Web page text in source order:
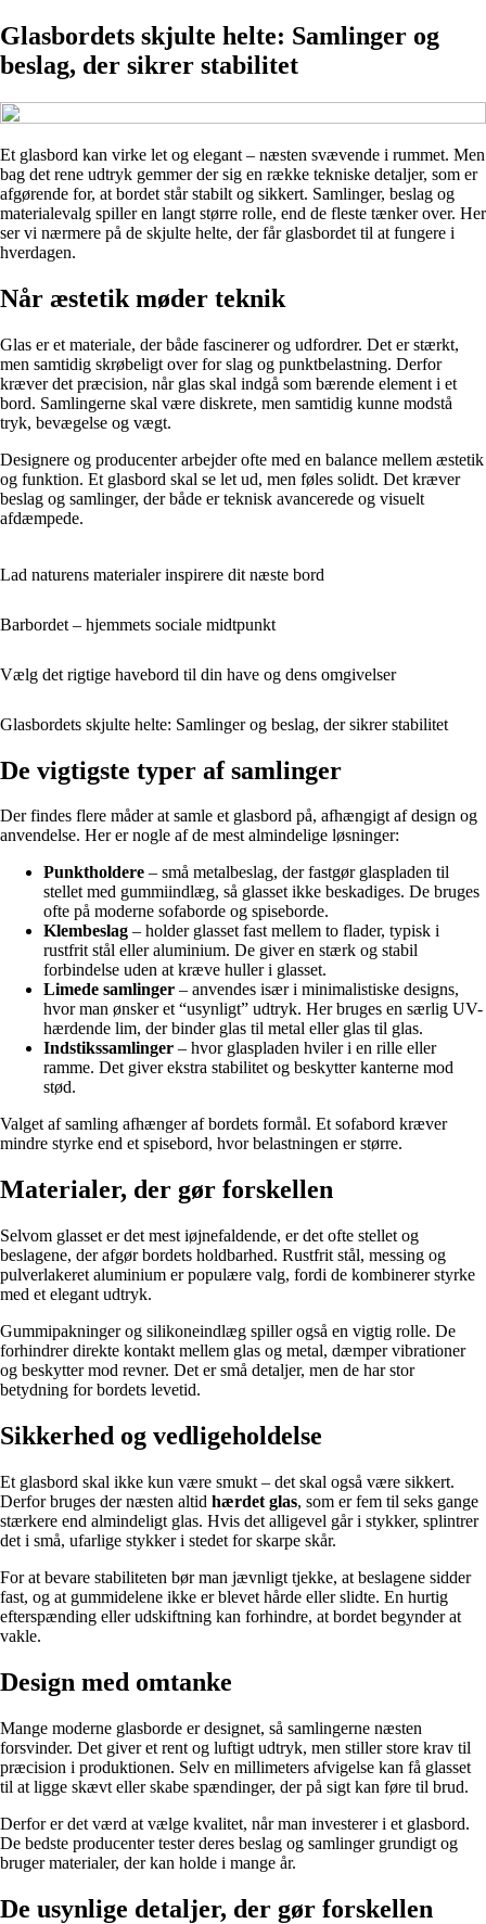
Glasbordets skjulte helte: Samlinger og
beslag, der sikrer stabilitet
Et glasbord kan virke let og elegant – næsten svævende i rummet. Men
bag det rene udtryk gemmer der sig en række tekniske detaljer, som er
afgørende for, at bordet står stabilt og sikkert. Samlinger, beslag og
materialevalg spiller en langt større rolle, end de fleste tænker over. Her
ser vi nærmere på de skjulte helte, der får glasbordet til at fungere i
hverdagen.
Når æstetik møder teknik
Glas er et materiale, der både fascinerer og udfordrer. Det er stærkt,
men samtidig skrøbeligt over for slag og punktbelastning. Derfor
kræver det præcision, når glas skal indgå som bærende element i et
bord. Samlingerne skal være diskrete, men samtidig kunne modstå
tryk, bevægelse og vægt.
Designere og producenter arbejder ofte med en balance mellem æstetik
og funktion. Et glasbord skal se let ud, men føles solidt. Det kræver
beslag og samlinger, der både er teknisk avancerede og visuelt
afdæmpede.
Lad naturens materialer inspirere dit næste bord
Barbordet – hjemmets sociale midtpunkt
Vælg det rigtige havebord til din have og dens omgivelser
Glasbordets skjulte helte: Samlinger og beslag, der sikrer stabilitet
De vigtigste typer af samlinger
Der findes flere måder at samle et glasbord på, afhængigt af design og
anvendelse. Her er nogle af de mest almindelige løsninger:
Punktholdere – små metalbeslag, der fastgør glaspladen til
stellet med gummiindlæg, så glasset ikke beskadiges. De bruges
ofte på moderne sofaborde og spiseborde.
Klembeslag – holder glasset fast mellem to flader, typisk i
rustfrit stål eller aluminium. De giver en stærk og stabil
forbindelse uden at kræve huller i glasset.
Limede samlinger – anvendes især i minimalistiske designs,
hvor man ønsker et “usynligt” udtryk. Her bruges en særlig UV-
hærdende lim, der binder glas til metal eller glas til glas.
Indstikssamlinger – hvor glaspladen hviler i en rille eller
ramme. Det giver ekstra stabilitet og beskytter kanterne mod
stød.
Valget af samling afhænger af bordets formål. Et sofabord kræver
mindre styrke end et spisebord, hvor belastningen er større.
Materialer, der gør forskellen
Selvom glasset er det mest iøjnefaldende, er det ofte stellet og
beslagene, der afgør bordets holdbarhed. Rustfrit stål, messing og
pulverlakeret aluminium er populære valg, fordi de kombinerer styrke
med et elegant udtryk.
Gummipakninger og silikoneindlæg spiller også en vigtig rolle. De
forhindrer direkte kontakt mellem glas og metal, dæmper vibrationer
og beskytter mod revner. Det er små detaljer, men de har stor
betydning for bordets levetid.
Sikkerhed og vedligeholdelse
Et glasbord skal ikke kun være smukt – det skal også være sikkert.
Derfor bruges der næsten altid hærdet glas, som er fem til seks gange
stærkere end almindeligt glas. Hvis det alligevel går i stykker, splintrer
det i små, ufarlige stykker i stedet for skarpe skår.
For at bevare stabiliteten bør man jævnligt tjekke, at beslagene sidder
fast, og at gummidelene ikke er blevet hårde eller slidte. En hurtig
efterspænding eller udskiftning kan forhindre, at bordet begynder at
vakle.
Design med omtanke
Mange moderne glasborde er designet, så samlingerne næsten
forsvinder. Det giver et rent og luftigt udtryk, men stiller store krav til
præcision i produktionen. Selv en millimeters afvigelse kan få glasset
til at ligge skævt eller skabe spændinger, der på sigt kan føre til brud.
Derfor er det værd at vælge kvalitet, når man investerer i et glasbord.
De bedste producenter tester deres beslag og samlinger grundigt og
bruger materialer, der kan holde i mange år.
De usynlige detaljer, der gør forskellen